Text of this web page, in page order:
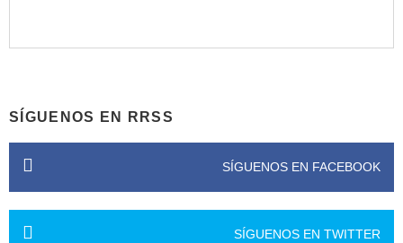
SÍGUENOS EN RRSS
SÍGUENOS EN FACEBOOK
SÍGUENOS EN TWITTER